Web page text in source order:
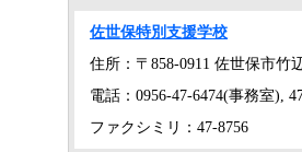
佐世保特別支援学校
住所：〒858-0911 佐世保市竹
電話：0956-47-6474(事務室),
ファクシミリ：47-8756